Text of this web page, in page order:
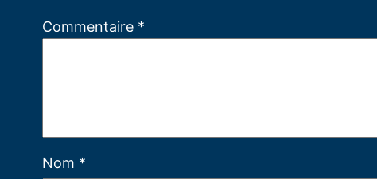
Commentaire *
Nom *